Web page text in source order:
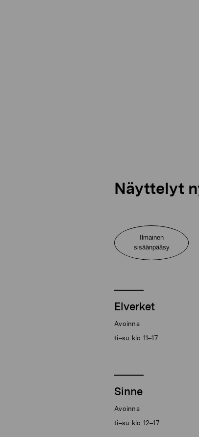
Näyttelyt
Ilmainen
sisäänpääsy
Elverket
Avoinna
ti–su klo 11–17
Sinne
Avoinna
ti–su klo 12–17